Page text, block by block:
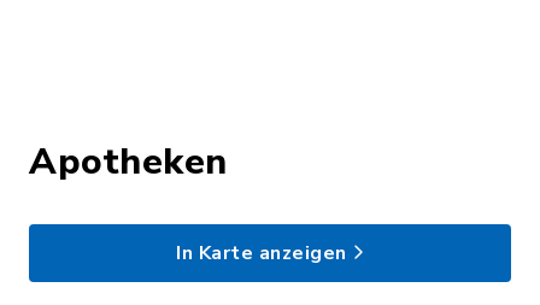
Apotheken
In Karte anzeigen